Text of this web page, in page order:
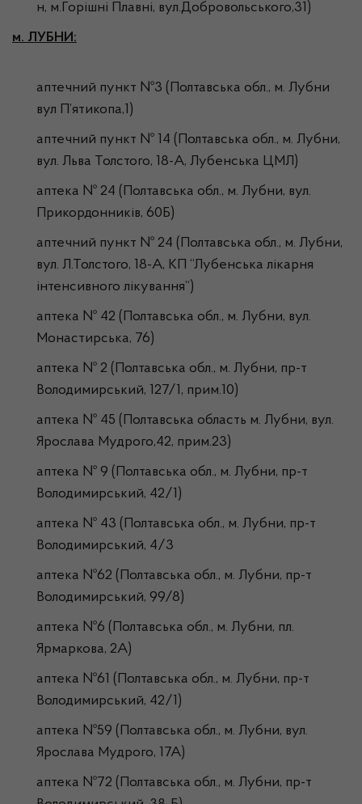
н, м.Горішні Плавні, вул.Добровольського,31)
м. ЛУБНИ:
аптечний пункт №3 (Полтавська обл., м. Лубни
вул П’ятикопа,1)
аптечний пункт № 14 (Полтавська обл., м. Лубни,
вул. Льва Толстого, 18-А, Лубенська ЦМЛ)
аптека № 24 (Полтавська обл., м. Лубни, вул.
Прикордонників, 60Б)
аптечний пункт № 24 (Полтавська обл., м. Лубни,
вул. Л.Толстого, 18-А, КП “Лубенська лікарня
інтенсивного лікування”)
аптека № 42 (Полтавська обл., м. Лубни, вул.
Монастирська, 76)
аптека № 2 (Полтавська обл., м. Лубни, пр-т
Володимирський, 127/1, прим.10)
аптека № 45 (Полтавська область м. Лубни, вул.
Ярослава Мудрого,42, прим.23)
аптека № 9 (Полтавська обл., м. Лубни, пр-т
Володимирський, 42/1)
аптека № 43 (Полтавська обл., м. Лубни, пр-т
Володимирський, 4/3
аптека №62 (Полтавська обл., м. Лубни, пр-т
Володимирський, 99/8)
аптека №6 (Полтавська обл., м. Лубни, пл.
Ярмаркова, 2А)
аптека №61 (Полтавська обл., м. Лубни, пр-т
Володимирський, 42/1)
аптека №59 (Полтавська обл., м. Лубни, вул.
Ярослава Мудрого, 17А)
аптека №72 (Полтавська обл., м. Лубни, пр-т